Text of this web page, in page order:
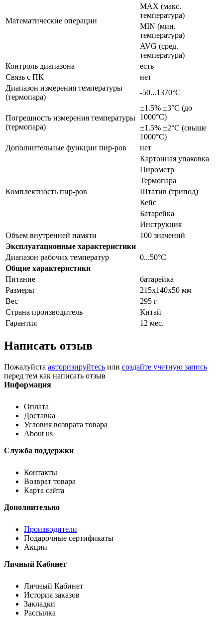
Математические операции
MAX (макс.
температура)
MIN (мин.
температура)
AVG (сред.
температура)
Контроль диапазона
есть
Связь с ПК
нет
Диапазон измерения температуры
(термопара)
-50...1370°C
Погрешность измерения температуры
(термопара)
±1.5% ±3°C (до
1000°C)
±1.5% ±2°C (свыше
1000°C)
Дополнительные функции пир-ров
нет
Комплектность пир-ров
Картонная упаковка
Пирометр
Термопара
Штатив (трипод)
Кейс
Батарейка
Инструкция
Объем внутренней памяти
100 значений
Эксплуатационные характеристики
Диапазон рабочих температур
0...50°С
Общие характеристики
Питание
батарейка
Размеры
215х140х50 мм
Вес
295 г
Страна производитель
Китай
Гарантия
12 мес.
Написать отзыв
Пожалуйста авторизируйтесь или создайте учетную запись
перед тем как написать отзыв
Информация
Оплата
Доставка
Условия возврата товара
About us
Служба поддержки
Контакты
Возврат товара
Карта сайта
Дополнительно
Производители
Подарочные сертификаты
Акции
Личный Кабинет
Личный Кабинет
История заказов
Закладки
Рассылка